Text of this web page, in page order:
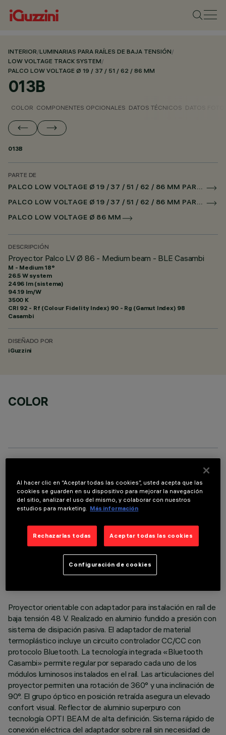
INTERIOR/LUMINARIAS PARA RAÍLES DE BAJA TENSIÓN/
LOW VOLTAGE TRACK SYSTEM/
PALCO LOW VOLTAGE Ø 19 / 37 / 51 / 62 / 86 MM
013B
COLOR COMPONENTES OPCIONALES DATOS TÉCNICOS DATOS
013B
PARTE DE
PALCO LOW VOLTAGE Ø 19 / 37 / 51 / 62 / 86 MM PARA RAÌL LOW VOLTAGE CASAMBI
PALCO LOW VOLTAGE Ø 19 / 37 / 51 / 62 / 86 MM PARA SUPERRAIL CASAMBI
PALCO LOW VOLTAGE Ø 86 MM
DESCRIPCIÓN
Proyector Palco LV Ø 86 - Medium beam - BLE Casambi
M - Medium 18°
26.5 W system
2496 lm (sistema)
94.19 lm/W
3500 K
CRI 92 - Rf (Colour Fidelity Index) 90 - Rg (Gamut Index) 98
Casambi
DISEÑADO POR
iGuzzini
COLOR
DATOS TÉCNICOS
ÚLTIMA ACTUALIZACIÓN: 06/08/2026
Proyector orientable con adaptador para instalación en raíl de
baja tensión 48 V. Realizado en aluminio fundido a presión con
sistema de disipación pasiva. El adaptador de material
termoplástico incluye un circuito controlador CC/CC con
protocolo Bluetooth. La tecnología integrada «Bluetooth
Casambi» permite regular por separado cada uno de los
módulos luminosos instalados en el raíl. Las articulaciones del
proyector permiten una rotación de 360° y una inclinación de
90°. El grupo óptico en posición retraída asegura un elevado
confort visual. Reflector de aluminio superpuro con
tecnología OPTI BEAM de alta definición. Sistema rápido de
conexión eléctrica del adaptador sobre raíl sin necesidad de
Al hacer clic en “Aceptar todas las cookies”, usted acepta que las
cookies se guarden en su dispositivo para mejorar la navegación
del sitio, analizar el uso del mismo, y colaborar con nuestros
estudios para marketing.
Más información
Rechazarlas todas Aceptar todas las cookies
Configuración de cookies